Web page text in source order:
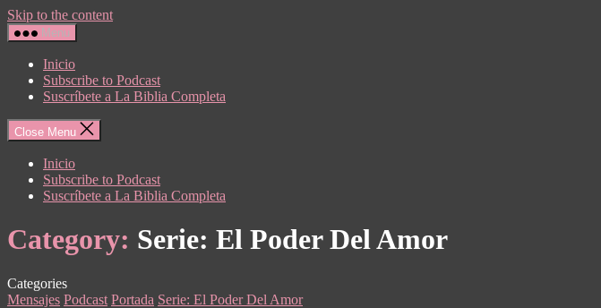
Skip to the content
Menu
Inicio
Subscribe to Podcast
Suscríbete a La Biblia Completa
Close Menu
Inicio
Subscribe to Podcast
Suscríbete a La Biblia Completa
Category: Serie: El Poder Del Amor
Categories
Mensajes Podcast Portada Serie: El Poder Del Amor